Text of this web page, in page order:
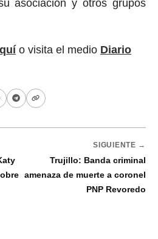
asociación y otros grupos
o visita el medio Diario
SIGUIENTE →
Trujillo: Banda criminal
amenaza de muerte a coronel
PNP Revoredo